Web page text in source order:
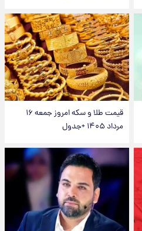
قیمت طلا و سکه امروز جمعه ۱۶
مرداد ۱۴۰۵ +جدول